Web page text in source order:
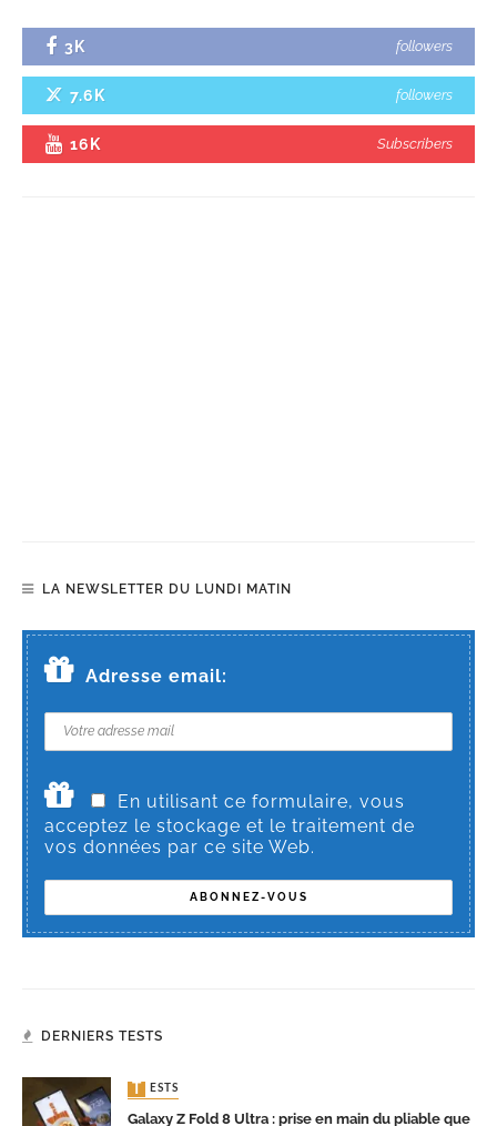
3K followers
7.6K followers
16K Subscribers
LA NEWSLETTER DU LUNDI MATIN
Adresse email:
En utilisant ce formulaire, vous
acceptez le stockage et le traitement de
vos données par ce site Web.
DERNIERS TESTS
TESTS
Galaxy Z Fold 8 Ultra : prise en main du pliable que